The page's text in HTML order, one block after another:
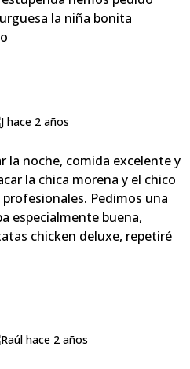
la niña bonita
la noche, comida excelente y
la chica morena y el chico
Pedimos una
especialmente buena,
chicken deluxe, repetiré